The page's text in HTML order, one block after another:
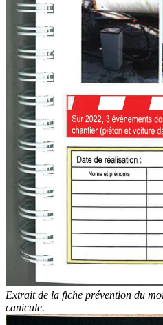
Extrait de la fiche prévention du
canicule.